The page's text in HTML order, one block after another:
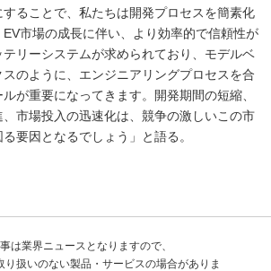
ることで、私たちは開発プロセスを簡素化
EV市場の成長に伴い、より効率的で信頼性が
リーシステムが求められており、モデルベ
のように、エンジニアリングプロセスを合
が重要になってきます。開発期間の短縮、
市場投入の迅速化は、競争の激しいこの市
要因となるでしょう」と語る。
は業界ニュースとなりますので、
り扱いのない製品・サービスの場合がありま